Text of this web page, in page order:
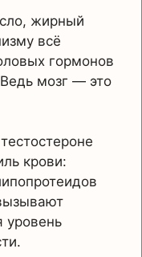
жирный
всё
гормонов
мозг — это
крови:
уровень